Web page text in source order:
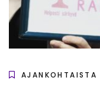
AJANKOHTAISTA